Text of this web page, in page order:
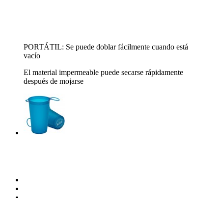
PORTÁTIL: Se puede doblar fácilmente cuando está
vacío
El material impermeable puede secarse rápidamente
después de mojarse